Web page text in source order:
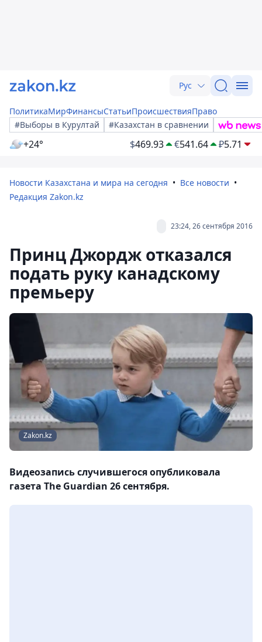
Рус
ПолитикаМирФинансыСтатьиПроисшествияПраво
#Выборы в Курултай
#Казахстан в сравнении
+24° $469.93 €541.64 ₽5.71
Новости Казахстана и мира на сегодня
Все новости
Редакция Zakon.kz
23:24, 26 сентября 2016
Принц Джордж отказался
подать руку канадскому
премьеру
Zakon.kz
Видеозапись случившегося опубликовала
газета The Guardian 26 сентября.